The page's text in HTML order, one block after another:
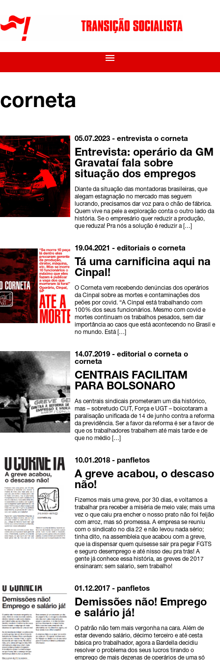
menu
corneta
05.07.2023 -entrevista o corneta
Entrevista: operário da GM
Gravataí fala sobre
situação dos empregos
Diante da situação das montadoras brasileiras, que
alegam estagnação no mercado mas seguem
lucrando, precisamos dar voz para o chão de fábrica.
Quem vive na pele a exploração conta o outro lado da
história. Se o empresário quer reduzir a produção,
que reduza! Pra nós a solução é reduzir a […]
19.04.2021 -editoriais o corneta
Tá uma carnificina aqui na
Cinpal!
O Corneta vem recebendo denúncias dos operários
da Cinpal sobre as mortes e contaminações dos
peões por covid. “A Cinpal está trabalhando com
100% dos seus funcionários. Mesmo com covid e
mortes continuam os trabalhos pesados, sem dar
importância ao caos que está acontecendo no Brasil e
no mundo. Está […]
14.07.2019 -editorial o corneta o
corneta
CENTRAIS FACILITAM
PARA BOLSONARO
As centrais sindicais prometeram um dia histórico,
mas – sobretudo CUT, Força e UGT – boicotaram a
paralisação unificada de 14 de junho contra a reforma
da previdência. Ser a favor da reforma é ser a favor de
que os trabalhadores trabalhem até mais tarde e de
que no médio […]
10.01.2018 -panfletos
A greve acabou, o descaso
não!
Fizemos mais uma greve, por 30 dias, e voltamos a
trabalhar pra receber a miséria de meio vale; mais uma
vez o que caiu pra encher o nosso prato não foi feijão
com arroz, mas só promessa. A empresa se reuniu
com o sindicato no dia 22 e não levou nada sério;
tinha dito, na assembleia que acabou com a greve,
que ia dispensar quem quisesse sair pra pegar FGTS
e seguro desemprego e até nisso deu pra trás! A
gente já conhece essa história, as greves de 2017
ensinaram: sem salario, sem trabalho!
01.12.2017 -panfletos
Demissões não! Emprego
e salário já!
O patrão não tem mais vergonha na cara. Além de
estar devendo salário, décimo terceiro e até cesta
básica pro trabalhador, agora a Bardella decidiu
resolver o problema dos seus lucros tirando o
emprego de mais dezenas de operários de uma só